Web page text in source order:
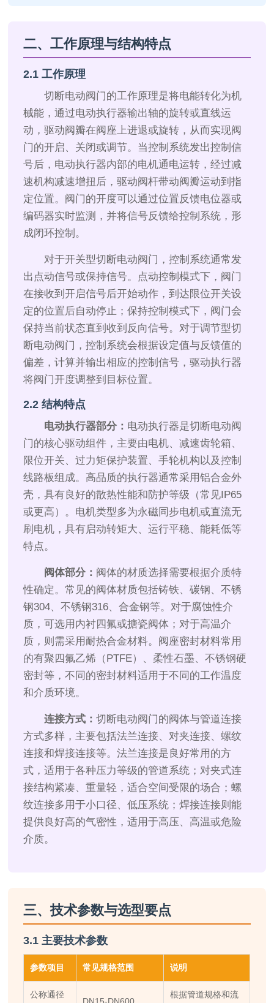
二、工作原理与结构特点
2.1 工作原理
切断电动阀门的工作原理是将电能转化为机
械能，通过电动执行器输出轴的旋转或直线运
动，驱动阀瓣在阀座上进退或旋转，从而实现阀
门的开启、关闭或调节。当控制系统发出控制信
号后，电动执行器内部的电机通电运转，经过减
速机构减速增扭后，驱动阀杆带动阀瓣运动到指
定位置。阀门的开度可以通过位置反馈电位器或
编码器实时监测，并将信号反馈给控制系统，形
成闭环控制。
对于开关型切断电动阀门，控制系统通常发
出点动信号或保持信号。点动控制模式下，阀门
在接收到开启信号后开始动作，到达限位开关设
定的位置后自动停止；保持控制模式下，阀门会
保持当前状态直到收到反向信号。对于调节型切
断电动阀门，控制系统会根据设定值与反馈值的
偏差，计算并输出相应的控制信号，驱动执行器
将阀门开度调整到目标位置。
2.2 结构特点
电动执行器部分： 电动执行器是切断电动阀
门的核心驱动组件，主要由电机、减速齿轮箱、
限位开关、过力矩保护装置、手轮机构以及控制
线路板组成。高品质的执行器通常采用铝合金外
壳，具有良好的散热性能和防护等级（常见IP65
或更高）。电机类型多为永磁同步电机或直流无
刷电机，具有启动转矩大、运行平稳、能耗低等
特点。
阀体部分： 阀体的材质选择需要根据介质特
性确定。常见的阀体材质包括铸铁、碳钢、不锈
钢304、不锈钢316、合金钢等。对于腐蚀性介
质，可选用内衬四氟或搪瓷阀体；对于高温介
质，则需采用耐热合金材料。阀座密封材料常用
的有聚四氟乙烯（PTFE）、柔性石墨、不锈钢硬
密封等，不同的密封材料适用于不同的工作温度
和介质环境。
连接方式：切断电动阀门的阀体与管道连接
方式多样，主要包括法兰连接、对夹连接、螺纹
连接和焊接连接等。法兰连接是良好常用的方
式，适用于各种压力等级的管道系统；对夹式连
接结构紧凑、重量轻，适合空间受限的场合；螺
纹连接多用于小口径、低压系统；焊接连接则能
提供良好高的气密性，适用于高压、高温或危险
介质。
三、技术参数与选型要点
3.1 主要技术参数
参数项目 常见规格范围 说明
公称通径 根据管道规格和流